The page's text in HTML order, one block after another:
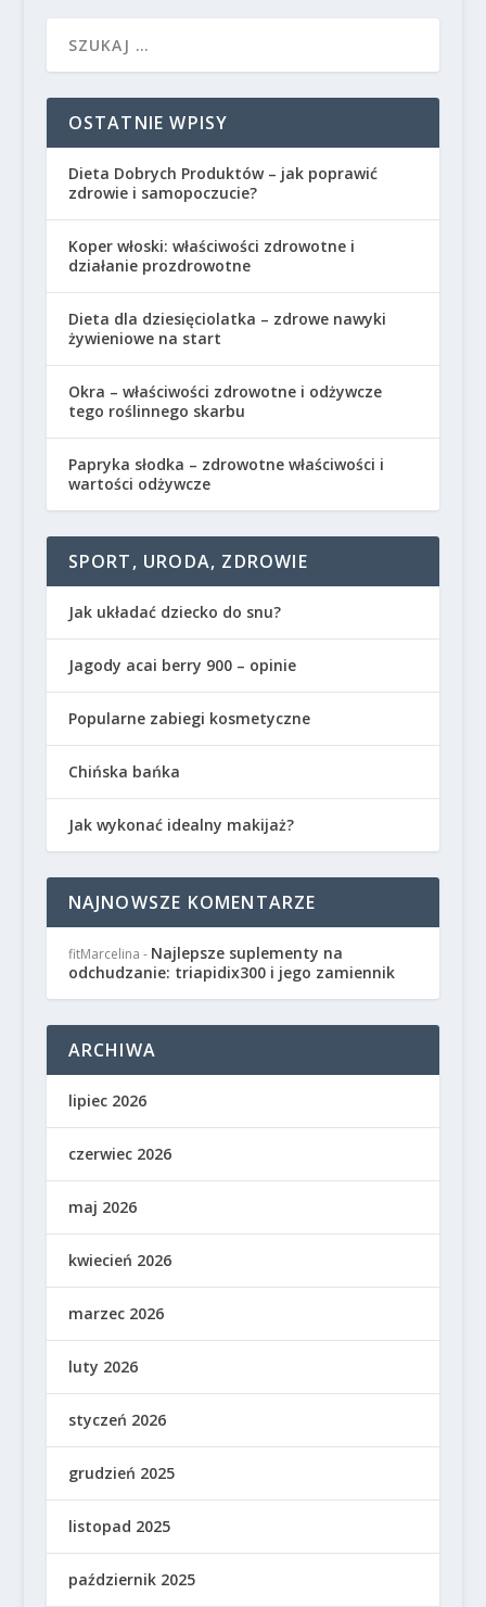
OSTATNIE WPISY
Dieta Dobrych Produktów – jak poprawić
zdrowie i samopoczucie?
Koper włoski: właściwości zdrowotne i
działanie prozdrowotne
Dieta dla dziesięciolatka – zdrowe nawyki
żywieniowe na start
Okra – właściwości zdrowotne i odżywcze
tego roślinnego skarbu
Papryka słodka – zdrowotne właściwości i
wartości odżywcze
SPORT, URODA, ZDROWIE
Jak układać dziecko do snu?
Jagody acai berry 900 – opinie
Popularne zabiegi kosmetyczne
Chińska bańka
Jak wykonać idealny makijaż?
NAJNOWSZE KOMENTARZE
fitMarcelina - Najlepsze suplementy na
odchudzanie: triapidix300 i jego zamiennik
ARCHIWA
lipiec 2026
czerwiec 2026
maj 2026
kwiecień 2026
marzec 2026
luty 2026
styczeń 2026
grudzień 2025
listopad 2025
październik 2025